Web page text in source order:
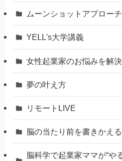
ムーンショットアプロー
YELL's大学講義
女性起業家のお悩みを解決
夢の叶え方
リモートLIVE
脳の当たり前を書きかえ
脳科学で起業家ママが“や